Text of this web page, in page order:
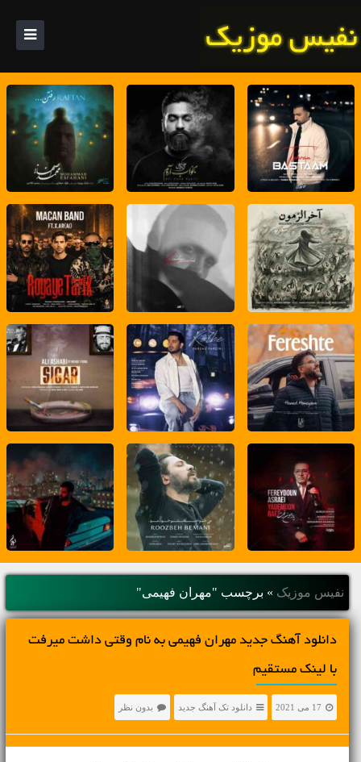
نفیس موزیک » برچسب "مهران فهیمی"
دانلود آهنگ جديد مهران فهیمی به نام وقتی داشت میرفت
با لینک مستقیم
17 می 2021 دانلود تک آهنگ جدید بدون نظر